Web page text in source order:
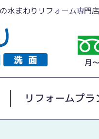
水まわりリフォーム専門店
月
リフォームプラ